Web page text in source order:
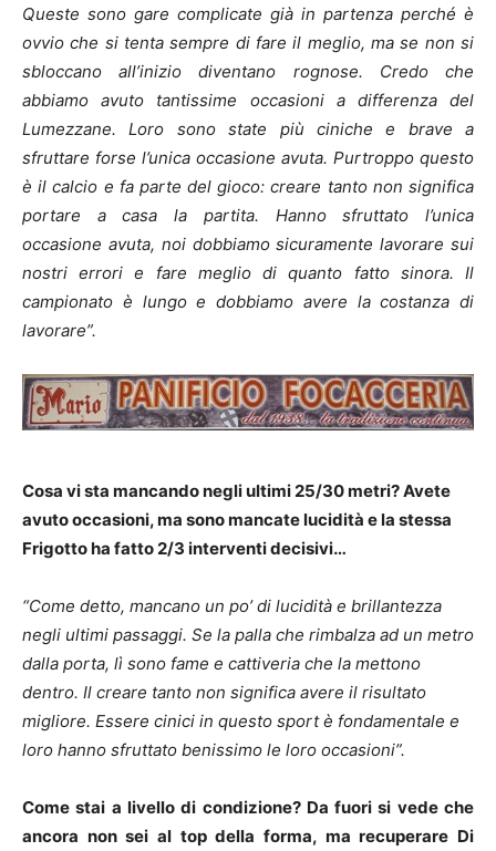
Queste sono gare complicate già in partenza perché è
ovvio che si tenta sempre di fare il meglio, ma se non si
sbloccano all’inizio diventano rognose. Credo che
abbiamo avuto tantissime occasioni a differenza del
Lumezzane. Loro sono state più ciniche e brave a
sfruttare forse l’unica occasione avuta. Purtroppo questo
è il calcio e fa parte del gioco: creare tanto non significa
portare a casa la partita. Hanno sfruttato l’unica
occasione avuta, noi dobbiamo sicuramente lavorare sui
nostri errori e fare meglio di quanto fatto sinora. Il
campionato è lungo e dobbiamo avere la costanza di
lavorare”.
Cosa vi sta mancando negli ultimi 25/30 metri? Avete
avuto occasioni, ma sono mancate lucidità e la stessa
Frigotto ha fatto 2/3 interventi decisivi…
“Come detto, mancano un po’ di lucidità e brillantezza
negli ultimi passaggi. Se la palla che rimbalza ad un metro
dalla porta, lì sono fame e cattiveria che la mettono
dentro. Il creare tanto non significa avere il risultato
migliore. Essere cinici in questo sport è fondamentale e
loro hanno sfruttato benissimo le loro occasioni”.
Come stai a livello di condizione? Da fuori si vede che
ancora non sei al top della forma, ma recuperare Di